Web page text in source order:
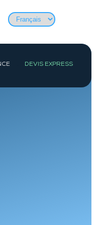
Choisir
langue
DEVIS EXPRESS